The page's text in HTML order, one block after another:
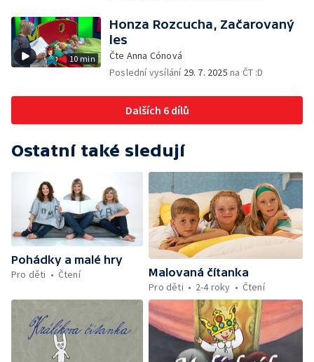
10 min
Honza Rozcucha, Začarovaný
les
Čte Anna Cónová
Poslední vysílání 29. 7. 2025 na ČT :D
Dalších 6 dílů
Ostatní také sledují
Pohádky a malé hry
Pro děti
Čtení
Malovaná čítanka
Pro děti
2-4 roky Čtení